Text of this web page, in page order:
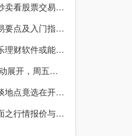
股票入门知识：从沙丁鱼罐头炒卖看股票交易本质，你了解吗？
想做国际期货招商？美原油交易要点及入门指南请收好
股民常用电视获股市信息，涨乐理财软件或能满足更多需求？
本周沪指暴跌超 12%，救市行动展开，周五市场有何措施？
股民老张十余年沉浮股市，约谈地点竟选在开户超市门口？
炒股初期必看！通达信常用界面之行情报价与分时图介绍